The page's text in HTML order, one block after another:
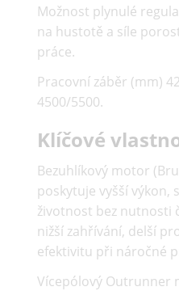
Možnost plynulé
na hustotě a síle
práce.
Pracovní záběr (mm)
4500/5500.
Klíčové
Bezuhlíkový motor
poskytuje vyšší výkon,
životnost bez nutnosti
nižší zahřívání, delší
efektivitu při náročné
Vícepólový Outrunner